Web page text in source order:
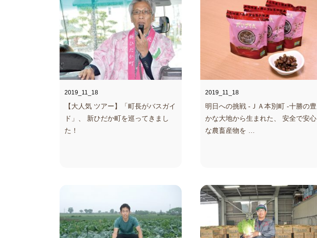
2019_11_18
【大人気 ツアー】「町長がバスガイ
ド」、 新ひだか町を巡ってきまし
た！
2019_11_18
明日への挑戦 -ＪＡ本別町 -十勝の豊
かな大地から生まれた、 安全で安心
な農畜産物を …